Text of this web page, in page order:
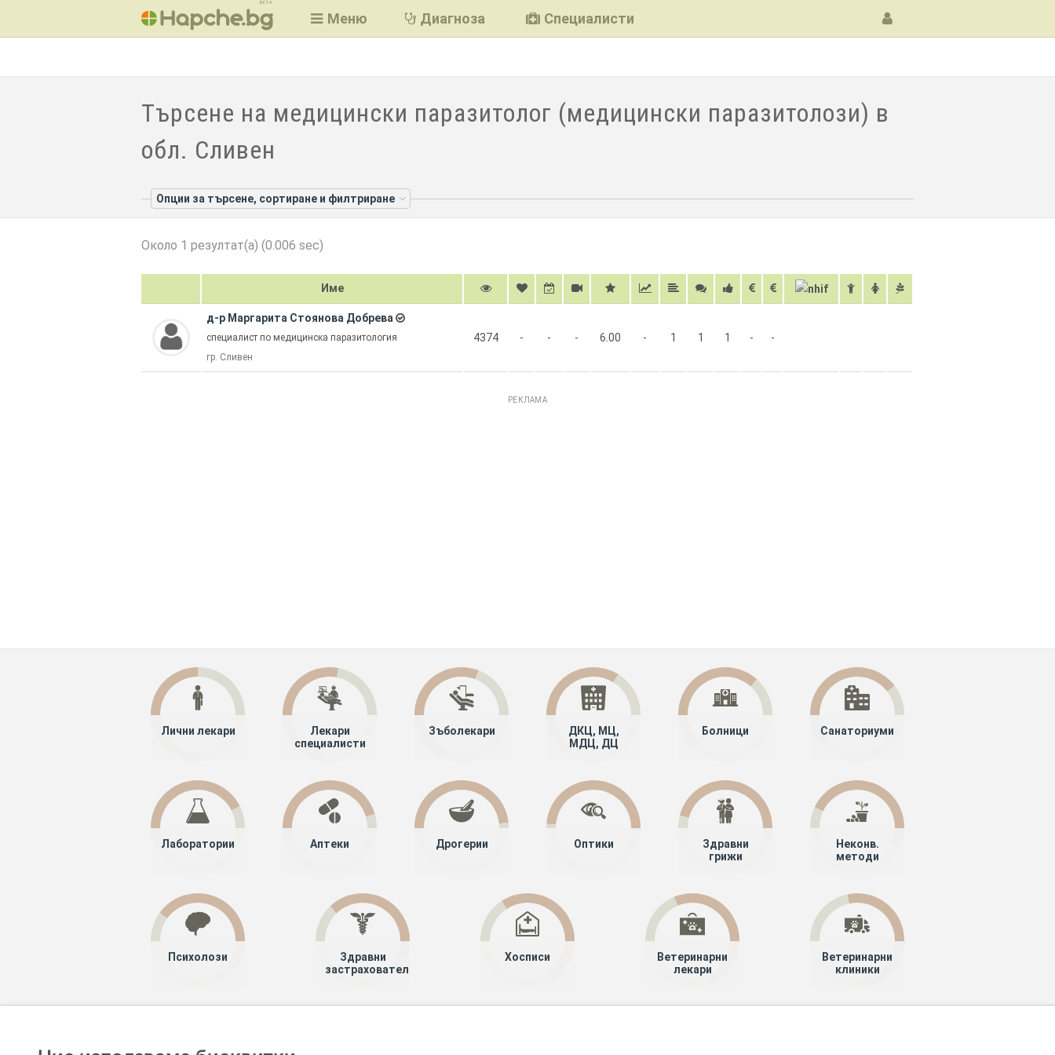
BETA
Меню Диагноза Специалисти
Търсене на медицински паразитолог (медицински паразитолози) в
обл. Сливен
Опции за търсене, сортиране и филтриране
Около 1 резултат(а) (0.006 sec)
Име
д-р Маргарита Стоянова Добрева
специалист по медицинска паразитология
гр. Сливен
4374 - - - 6.00 - 1 1 1 - -
РЕКЛАМА
Лични лекари
Лекари
специалисти
Зъболекари
ДКЦ, МЦ,
МДЦ, ДЦ
Болници Санаториуми
Лаборатории Аптеки Дрогерии Оптики
Здравни
грижи
Неконв.
методи
Психолози
Здравни
застрахователи
Хосписи
Ветеринарни
лекари
Ветеринарни
клиники